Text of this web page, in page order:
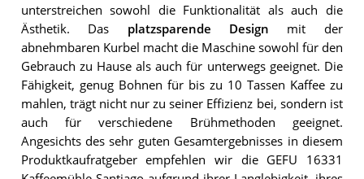
unterstreichen sowohl die Funktionalität als auch die
Ästhetik. Das platzsparende Design mit der
abnehmbaren Kurbel macht die Maschine sowohl für den
Gebrauch zu Hause als auch für unterwegs geeignet. Die
Fähigkeit, genug Bohnen für bis zu 10 Tassen Kaffee zu
mahlen, trägt nicht nur zu seiner Effizienz bei, sondern ist
auch für verschiedene Brühmethoden geeignet.
Angesichts des sehr guten Gesamtergebnisses in diesem
Produktkaufratgeber empfehlen wir die GEFU 16331